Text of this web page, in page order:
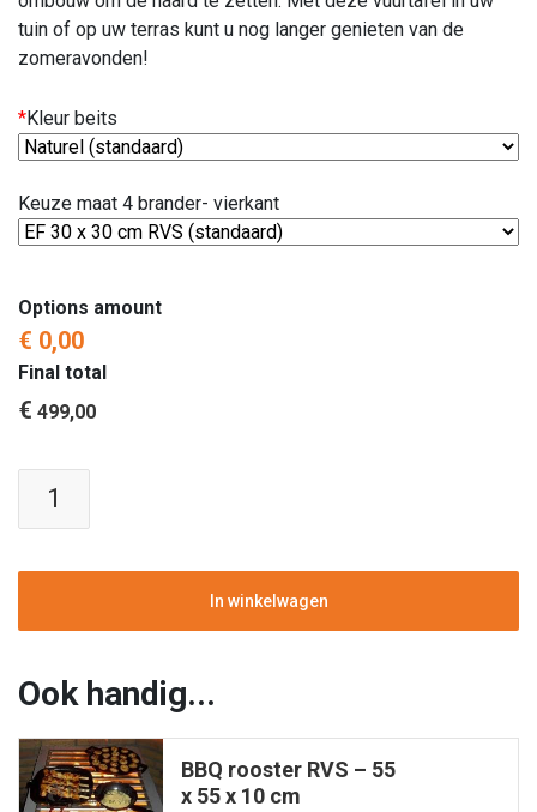
tuin of op uw terras kunt u nog langer genieten van de
zomeravonden!
*Kleur beits
Keuze maat 4 brander- vierkant
Options amount
€ 0,00
Final total
€ 499,00
Hocker
Steigerhout
Douglas
90x90
cm
aantal
In winkelwagen
Ook handig...
BBQ rooster RVS – 55
x 55 x 10 cm